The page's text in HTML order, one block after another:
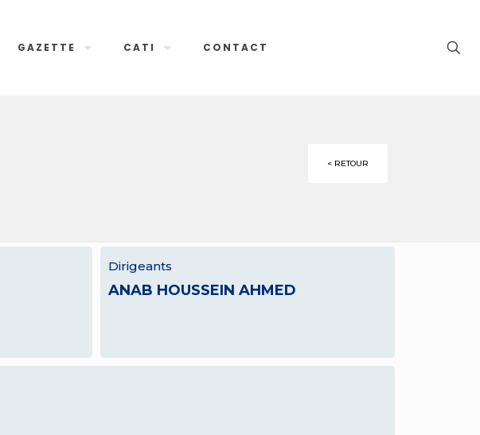
GAZETTE CATI CONTACT
< RETOUR
Dirigeants
ANAB HOUSSEIN AHMED